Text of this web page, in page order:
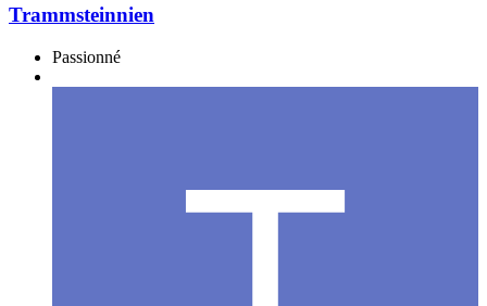
Trammsteinnien
Passionné